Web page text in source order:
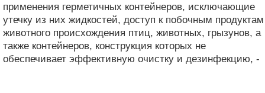
применения герметичных контейнеров, исключающие
утечку из них жидкостей, доступ к побочным продуктам
животного происхождения птиц, животных, грызунов, а
также контейнеров, конструкция которых не
обеспечивает эффективную очистку и дезинфекцию, -